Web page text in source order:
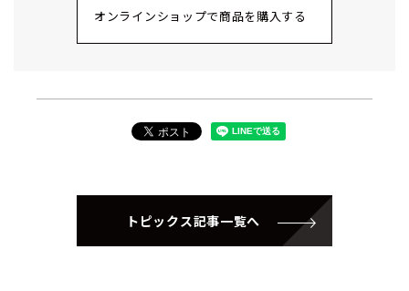
オンラインショップで商品を購入する
トピックス記事一覧へ